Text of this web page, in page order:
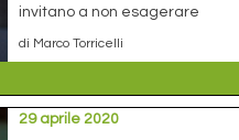
invitano a non esagerare
di Marco Torricelli
29 aprile 2020